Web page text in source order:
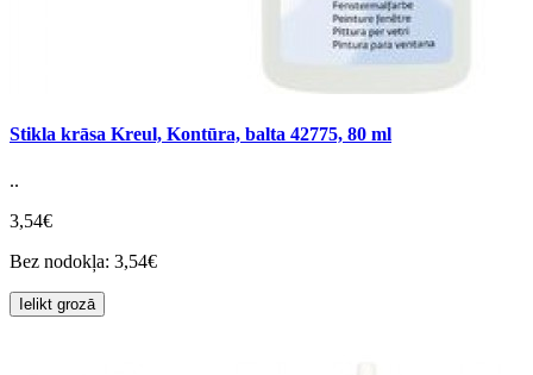
Stikla krāsa Kreul, Kontūra, balta 42775, 80 ml
..
3,54€
Bez nodokļa: 3,54€
Ielikt grozā